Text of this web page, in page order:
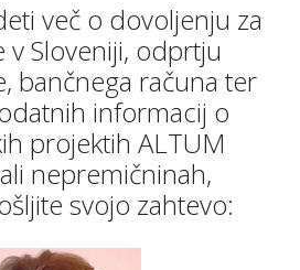
več o dovoljenju za
v Sloveniji, odprtju
bančnega računa ter
informacij o
projektih ALTUM
nepremičninah,
svojo zahtevo: